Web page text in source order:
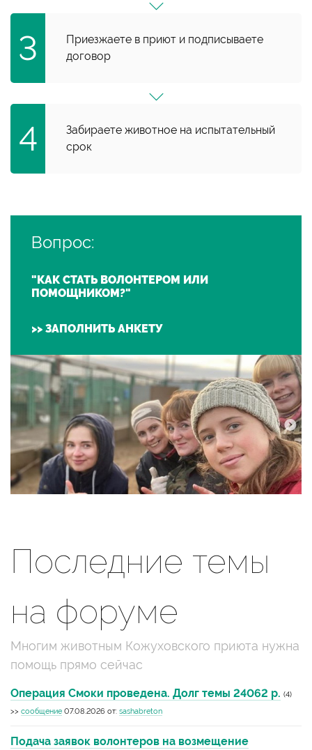
Приезжаете в приют и подписываете
договор
Забираете животное на испытательный
срок
Вопрос:
"КАК СТАТЬ ВОЛОНТЕРОМ ИЛИ
ПОМОЩНИКОМ?"
>> ЗАПОЛНИТЬ АНКЕТУ
Последние темы
на форуме
Многим животным Кожуховского приюта нужна
помощь прямо сейчас
Операция Смоки проведена. Долг темы 24062 р. (4)
>> сообщение 07.08.2026 от: sashabreton
Подача заявок волонтеров на возмещение